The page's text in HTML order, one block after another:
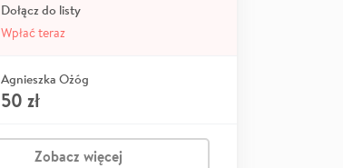
Dołącz do listy
Wpłać teraz
Agnieszka Ożóg
50 zł
Zobacz więcej